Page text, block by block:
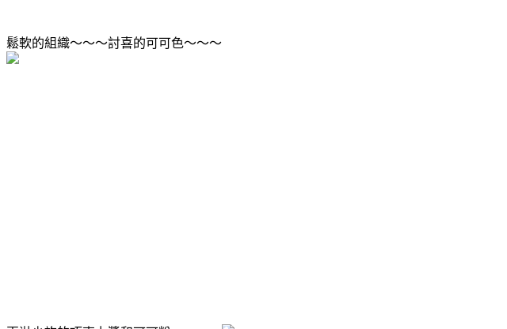
鬆軟的組織～～～討喜的可可色～～～